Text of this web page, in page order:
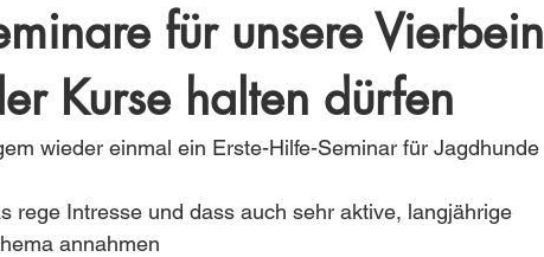
für unsere
Kurse halten dürfen
wieder einmal ein Erste-Hilfe-Seminar für Jagdhunde
rege Intresse und dass auch sehr aktive, langjährige
annahmen